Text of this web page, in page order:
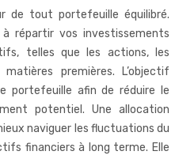
de tout portefeuille équilibré.
répartir vos investissements
telles que les actions, les
premières. L’objectif
portefeuille afin de réduire le
potentiel. Une allocation
naviguer les fluctuations du
financiers à long terme. Elle